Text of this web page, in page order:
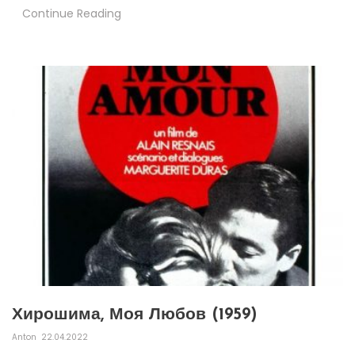
Continue Reading
Хирошима, Моя Любов (1959)
Anton 22.04.2022